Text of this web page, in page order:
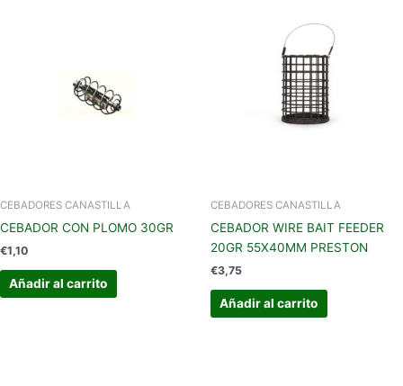
CEBADORES CANASTILLA
CEBADOR CON PLOMO 30GR
€1,10
Añadir al carrito
CEBADORES CANASTILLA
CEBADOR WIRE BAIT FEEDER
20GR 55X40MM PRESTON
€3,75
Añadir al carrito